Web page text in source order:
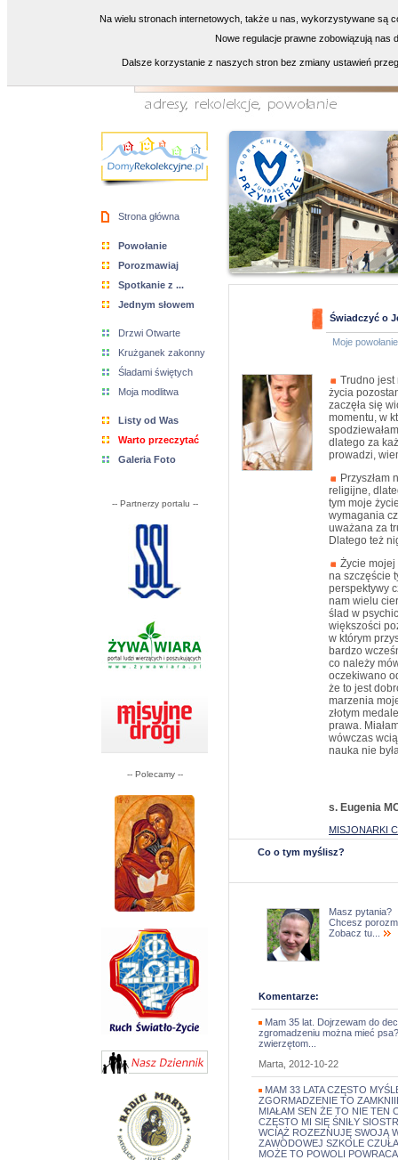
Strona główna
Powołanie
Porozmawiaj
Spotkanie z ...
Jednym słowem
Drzwi Otwarte
Krużganek zakonny
Śladami świętych
Moja modlitwa
Listy od Was
Warto przeczytać
Galeria Foto
-- Partnerzy portalu --
-- Polecamy --
Świadczyć o
Moje powołanie
Trudno jest
życia
zaczęła się
momentu, w
dlatego za
prowadzi,
Przyszłam
religijne,
tym moje
wymagania
uważana za
Dlatego też
Życie mojej
na szczęście
perspektywy
nam wielu
ślad w
większości
w którym
bardzo
co należy
oczekiwano
że to jest
marzenia
złotym
prawa.
wówczas
nauka nie
s. Eugenia
MISJONARKI
Co o tym myślisz?
Masz pytania?
Chcesz
Zobacz tu...
Komentarze:
Mam 35 lat. Dojrzewam do
zgromadzeniu można mieć
zwierzętom...
Marta, 2012-10-22
MAM 33 LATA CZĘSTO
ZGORMADZENIE TO
MIAŁAM SEN ŻE TO NIE TEN
CZĘSTO MI SIĘ ŚNIŁY
WCIĄŻ ROZEZNUJĘ SWOJĄ
ZAWODOWEJ SZKOLE
MOŻE TO POWOLI
Na wielu stronach internetowych, także u nas, wykorzystywane są
Nowe regulacje prawne zobowiązują nas
Dalsze korzystanie z naszych stron bez zmiany ustawień